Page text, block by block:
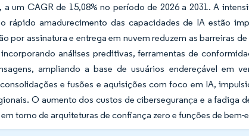
um CAGR de 15,08% no período de 2026 a 2031. A
rápido amadurecimento das capacidades de IA estão
por assinatura e entrega em nuvem reduzem as barreiras
análises preditivas, ferramentas de
ampliando a base de usuários endereçável em
e fusões e aquisições com foco em IA,
O aumento dos custos de cibersegurança e a fadiga
torno de arquiteturas de confiança zero e funções de bem-